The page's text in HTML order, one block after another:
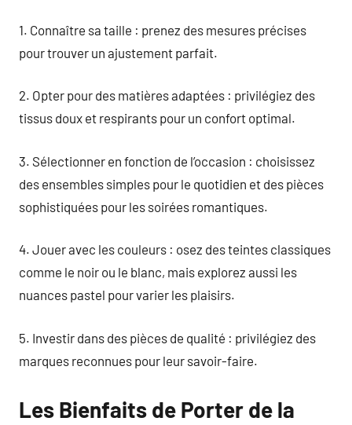
1. Connaître sa taille : prenez des mesures précises
pour trouver un ajustement parfait.
2. Opter pour des matières adaptées : privilégiez des
tissus doux et respirants pour un confort optimal.
3. Sélectionner en fonction de l’occasion : choisissez
des ensembles simples pour le quotidien et des pièces
sophistiquées pour les soirées romantiques.
4. Jouer avec les couleurs : osez des teintes classiques
comme le noir ou le blanc, mais explorez aussi les
nuances pastel pour varier les plaisirs.
5. Investir dans des pièces de qualité : privilégiez des
marques reconnues pour leur savoir-faire.
Les Bienfaits de Porter de la